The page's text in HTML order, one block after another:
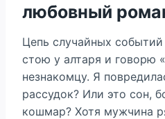
любовный
Цепь случайных
стою у алтаря и говорю
незнакомцу. Я
рассудок? Или это сон,
кошмар? Хотя мужчина